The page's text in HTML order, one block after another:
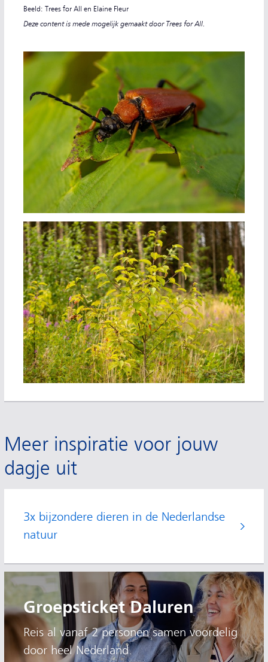
Beeld: Trees for All en Elaine Fleur
Deze content is mede mogelijk gemaakt door Trees for All.
Meer inspiratie voor jouw
dagje uit
3x bijzondere dieren in de Nederlandse
natuur
Groepsticket Daluren
Reis al vanaf 2 personen samen voordelig
door heel Nederland.